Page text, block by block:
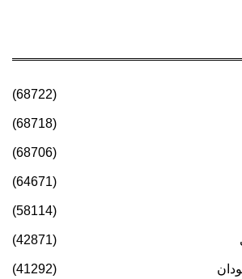
(68722)
(68718)
(68706)
(64671)
(58114)
(42871)
(41292)